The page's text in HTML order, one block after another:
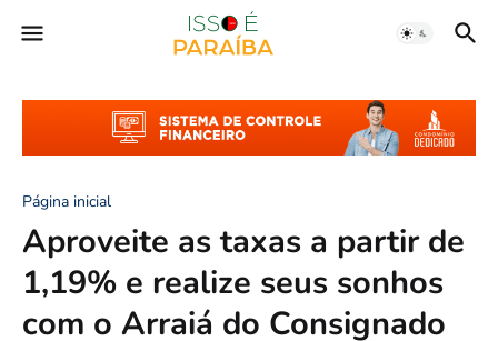
Página inicial
Aproveite as taxas a partir de
1,19% e realize seus sonhos
com o Arraiá do Consignado